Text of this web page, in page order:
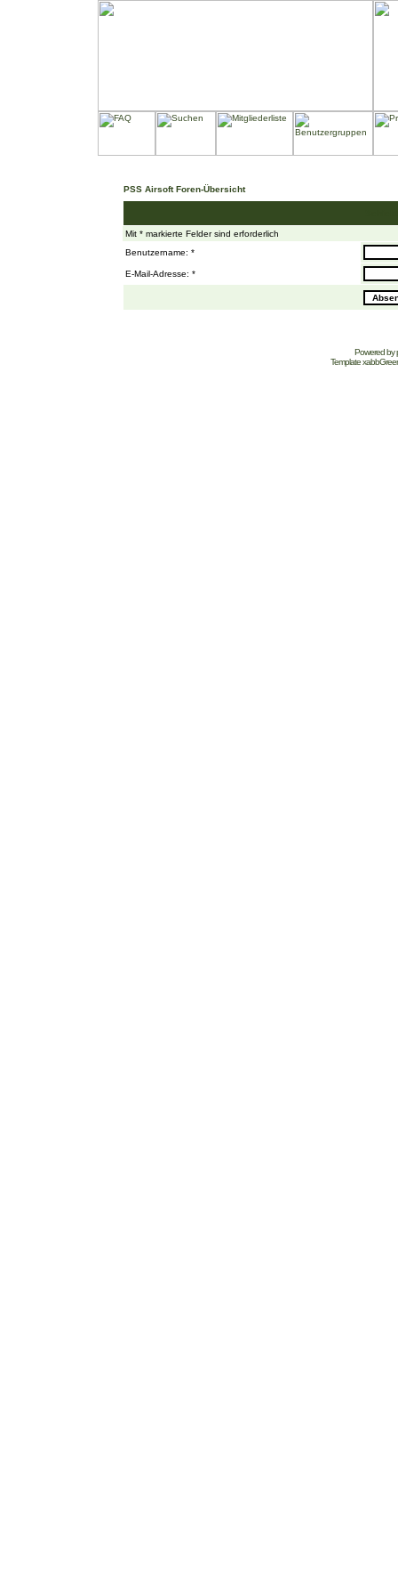
PSS Airsoft Foren-Übersicht
Mit * markierte Felder sind erforderlich
Benutzername: *
E-Mail-Adresse: *
Powered by
Template